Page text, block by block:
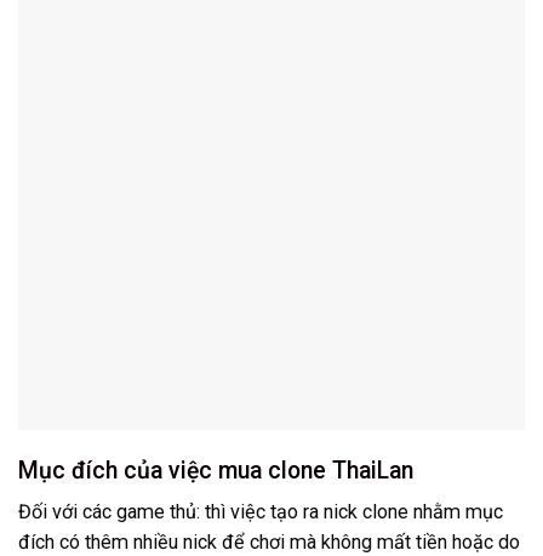
Mục đích của việc mua clone ThaiLan
Đối với các game thủ: thì việc tạo ra nick clone nhằm mục
đích có thêm nhiều nick để chơi mà không mất tiền hoặc do